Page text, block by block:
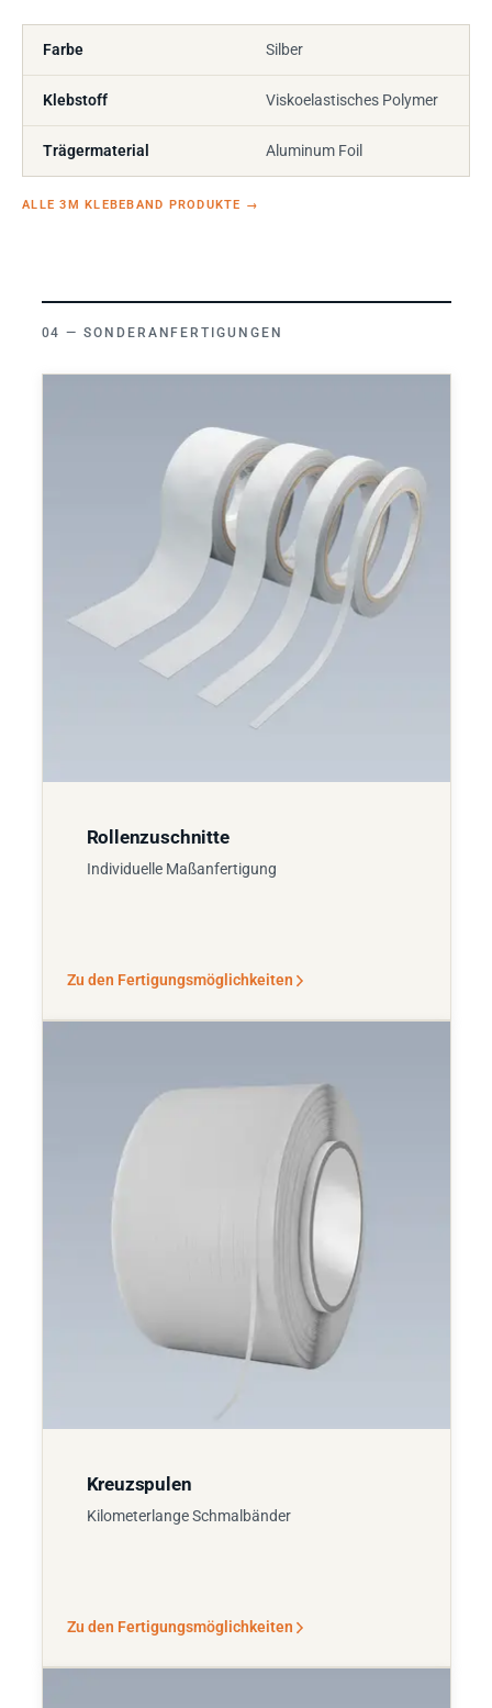
Farbe Silber
Klebstoff Viskoelastisches Polymer
Trägermaterial Aluminum Foil
ALLE 3M KLEBEBAND PRODUKTE →
SONDERANFERTIGUNGEN
Rollenzuschnitte
Individuelle Maßanfertigung
Zu den Fertigungsmöglichkeiten
Kreuzspulen
Kilometerlange Schmalbänder
Zu den Fertigungsmöglichkeiten